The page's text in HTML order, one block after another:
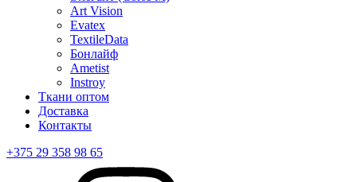
Art Vision
Evatex
TextileData
Бонлайф
Ametist
Instroy
Ткани оптом
Доставка
Контакты
+375 29 358 98 65